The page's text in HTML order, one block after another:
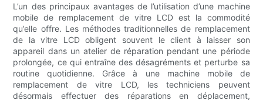
L’un des principaux avantages de l’utilisation d’une machine
mobile de remplacement de vitre LCD est la commodité
qu’elle offre. Les méthodes traditionnelles de remplacement
de la vitre LCD obligent souvent le client à laisser son
appareil dans un atelier de réparation pendant une période
prolongée, ce qui entraîne des désagréments et perturbe sa
routine quotidienne. Grâce à une machine mobile de
remplacement de vitre LCD, les techniciens peuvent
désormais effectuer des réparations en déplacement,